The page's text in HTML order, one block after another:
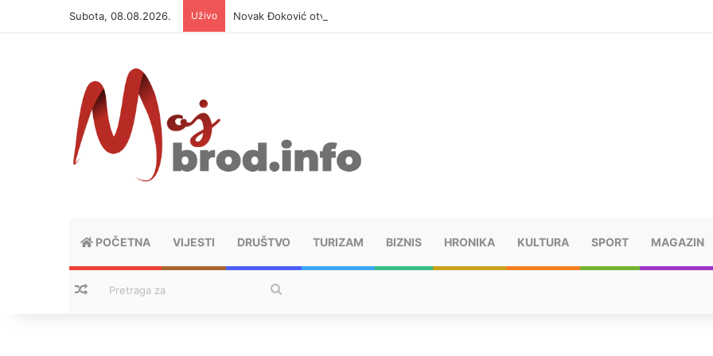
Subota, 08.08.2026. Uživo Novak Đoković otvorio dušu: “Taj poraz me uništio”
POČETNA VIJESTI DRUŠTVO TURIZAM BIZNIS HRONIKA KULTURA SPORT MAGAZIN
Nasumični tekstovi